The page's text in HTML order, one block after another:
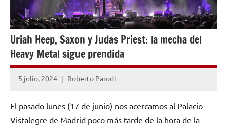
Uriah Heep, Saxon y Judas Priest: la mecha del
Heavy Metal sigue prendida
5 julio, 2024 Roberto Parodi
No
comentarios
El pasado lunes (17 de junio) nos acercamos al Palacio
Vistalegre de Madrid poco más tarde de la hora de la